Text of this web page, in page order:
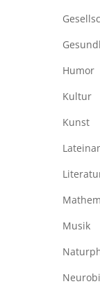
Humor
Kultur
Kunst
Musik